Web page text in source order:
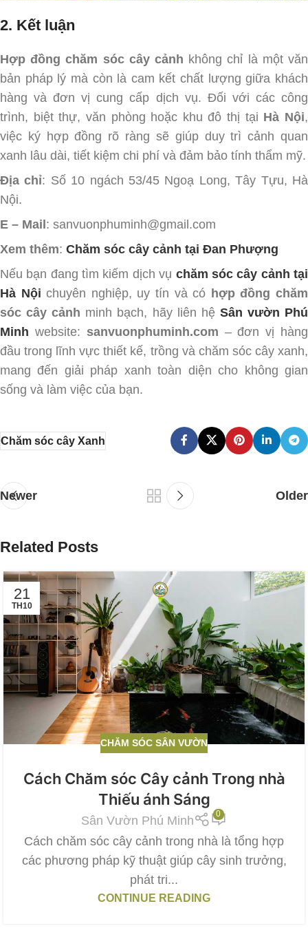
2. Kết luận
Hợp đồng chăm sóc cây cảnh không chỉ là một văn
bản pháp lý mà còn là cam kết chất lượng giữa khách
hàng và đơn vị cung cấp dịch vụ. Đối với các công
trình, biệt thự, văn phòng hoặc khu đô thị tại Hà Nội,
việc ký hợp đồng rõ ràng sẽ giúp duy trì cảnh quan
xanh lâu dài, tiết kiệm chi phí và đảm bảo tính thẩm mỹ.
Địa chỉ: Số 10 ngách 53/45 Ngoạ Long, Tây Tựu, Hà
Nội.
E – Mail : sanvuonphuminh@gmail.com
Xem thêm: Chăm sóc cây cảnh tại Đan Phượng
Nếu bạn đang tìm kiếm dịch vụ chăm sóc cây cảnh tại
Hà Nội chuyên nghiệp, uy tín và có hợp đồng chăm
sóc cây cảnh minh bạch, hãy liên hệ Sân vườn Phú
Minh website: sanvuonphuminh.com – đơn vị hàng
đầu trong lĩnh vực thiết kế, trồng và chăm sóc cây xanh,
mang đến giải pháp xanh toàn diện cho không gian
sống và làm việc của bạn.
Chăm sóc cây Xanh
Newer Older
Related Posts
21
TH10
CHĂM SÓC SÂN VƯỜN
Cách Chăm sóc Cây cảnh Trong nhà
Thiếu ánh Sáng
Sân Vườn Phú Minh 0
Cách chăm sóc cây cảnh trong nhà là tổng hợp
các phương pháp kỹ thuật giúp cây sinh trưởng,
phát tri...
CONTINUE READING